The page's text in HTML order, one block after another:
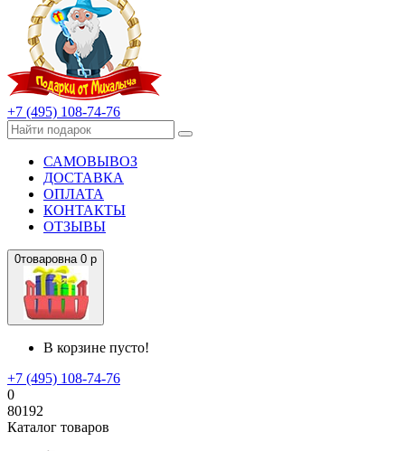
+7 (495) 108-74-76
САМОВЫВОЗ
ДОСТАВКА
ОПЛАТА
КОНТАКТЫ
ОТЗЫВЫ
0товаровна 0 р
В корзине пусто!
+7 (495) 108-74-76
0
80192
Каталог товаров